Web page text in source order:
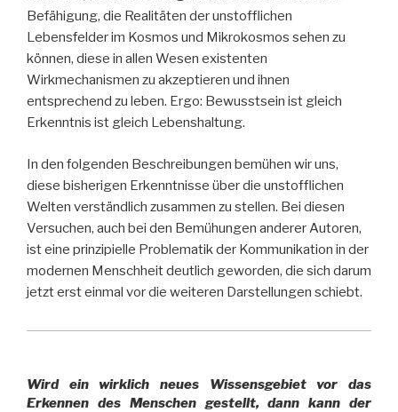
Befähigung, die Realitäten der unstofflichen
Lebensfelder im Kosmos und Mikrokosmos sehen zu
können, diese in allen Wesen existenten
Wirkmechanismen zu akzeptieren und ihnen
entsprechend zu leben. Ergo: Bewusstsein ist gleich
Erkenntnis ist gleich Lebenshaltung.
In den folgenden Beschreibungen bemühen wir uns,
diese bisherigen Erkenntnisse über die unstofflichen
Welten verständlich zusammen zu stellen. Bei diesen
Versuchen, auch bei den Bemühungen anderer Autoren,
ist eine prinzipielle Problematik der Kommunikation in der
modernen Menschheit deutlich geworden, die sich darum
jetzt erst einmal vor die weiteren Darstellungen schiebt.
Wird ein wirklich neues Wissensgebiet vor das
Erkennen des Menschen gestellt, dann kann der